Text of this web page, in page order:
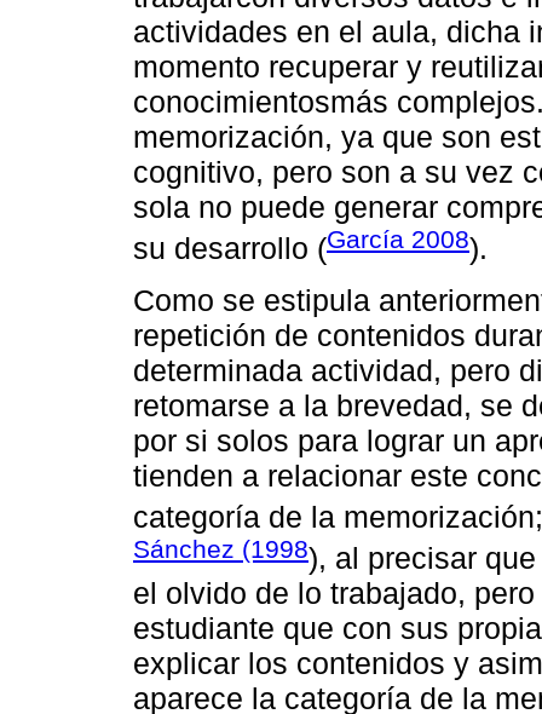
actividades en el aula, dicha
momento recuperar y
conocimientosmás
memorización, ya que son
cognitivo, pero son a su vez
sola no puede generar
su desarrollo (García 2008).
Como se estipula
repetición de contenidos
determinada actividad, pero
retomarse a la brevedad, se
por si solos para lograr un
tienden a relacionar este
categoría de la
Sánchez (1998), al precisar
el olvido de lo trabajado,
estudiante que con sus
explicar los contenidos y
aparece la categoría de la